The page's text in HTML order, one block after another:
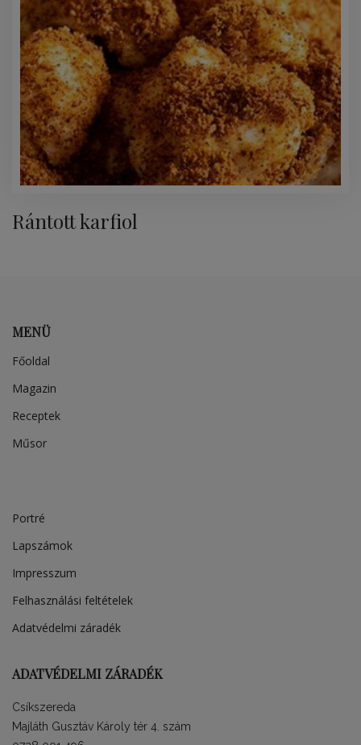
Rántott karfiol
MENÜ
Főoldal
Magazin
Receptek
Műsor
Portré
Lapszámok
Impresszum
Felhasználási feltételek
Adatvédelmi záradék
ADATVÉDELMI ZÁRADÉK
Csíkszereda
Majláth Gusztáv Károly tér 4. szám